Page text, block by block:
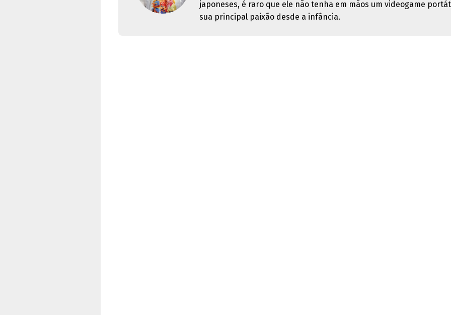
japoneses, é raro que ele não tenha em mãos um videogame
sua principal paixão desde a infância.